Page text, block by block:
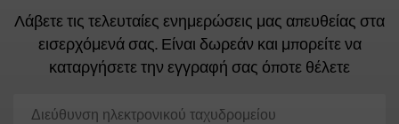
Λάβετε τις τελευταίες ενημερώσεις μας απευθείας στα
εισερχόμενά σας.Είναι δωρεάν και μπορείτε να
καταργήσετε την εγγραφή σας όποτε θέλετε